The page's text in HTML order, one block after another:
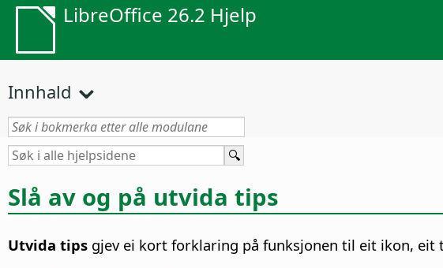
LibreOffice 26.2 Hjelp
Innhald
Slå av og på utvida tips
Utvida tips gjev ei kort forklaring på funksjonen til eit ikon,